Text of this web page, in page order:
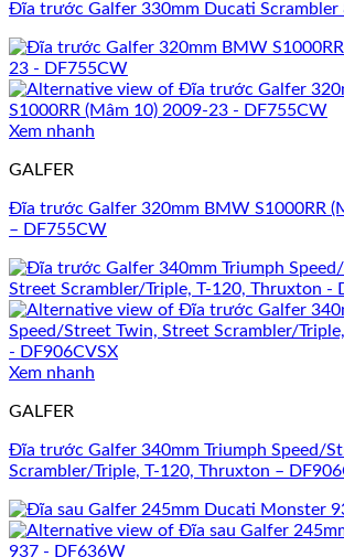
Đĩa trước Galfer 330mm Ducati Scrambler
Xem nhanh
GALFER
Đĩa trước Galfer 320mm BMW S1000RR
– DF755CW
Xem nhanh
GALFER
Đĩa trước Galfer 340mm Triumph Speed/
Scrambler/Triple, T-120, Thruxton –